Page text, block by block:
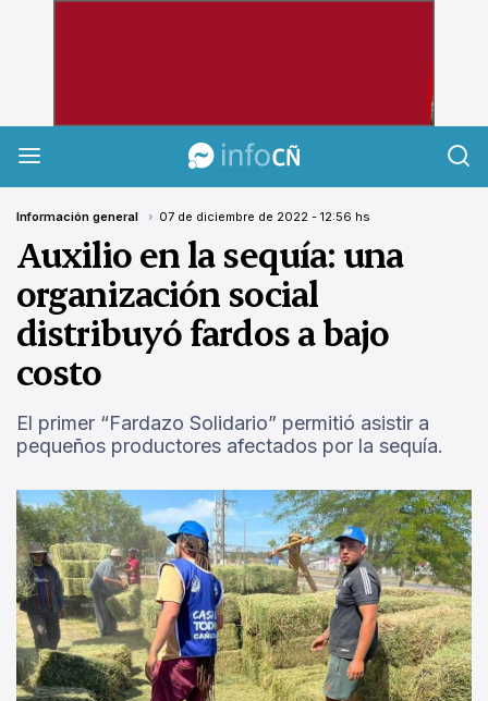
Información general 07 de diciembre de 2022 - 12:56 hs
Auxilio en la sequía: una
organización social
distribuyó fardos a bajo
costo
El primer “Fardazo Solidario” permitió asistir a
pequeños productores afectados por la sequía.